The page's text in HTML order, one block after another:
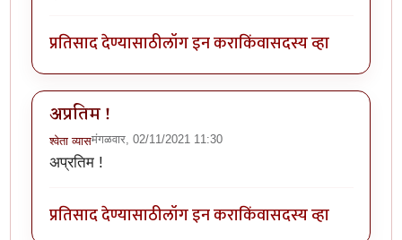
प्रतिसाद देण्यासाठीलॉग इन कराकिंवासदस्य व्हा
अप्रतिम !
श्वेता व्यासमंगळवार, 02/11/2021 11:30
अप्रतिम !
प्रतिसाद देण्यासाठीलॉग इन कराकिंवासदस्य व्हा